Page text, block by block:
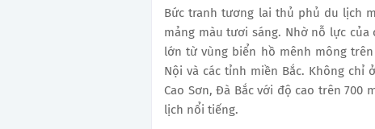
Bức tranh tương lai thủ phủ du lịch
mảng màu tươi sáng. Nhờ nỗ lực
lớn từ vùng biển hồ mênh mông
Nội và các tỉnh miền Bắc. Không chỉ
Cao Sơn, Đà Bắc với độ cao trên
lịch nổi tiếng.